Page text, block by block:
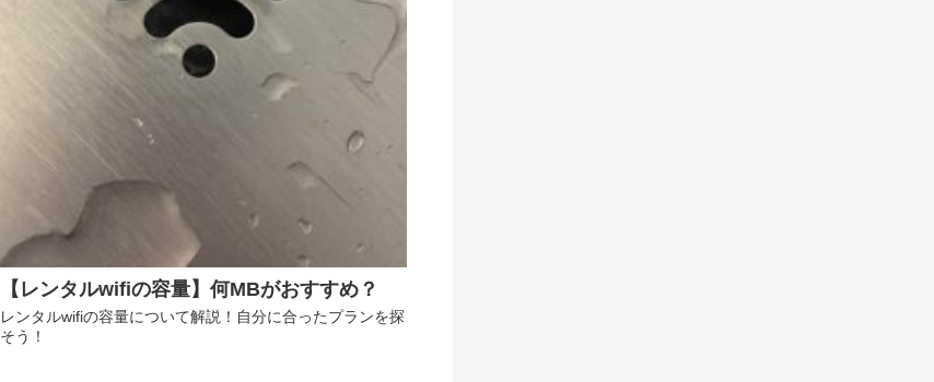
【レンタルwifiの容量】何MBがおすすめ？
レンタルwifiの容量について解説！自分に合ったプランを探
そう！